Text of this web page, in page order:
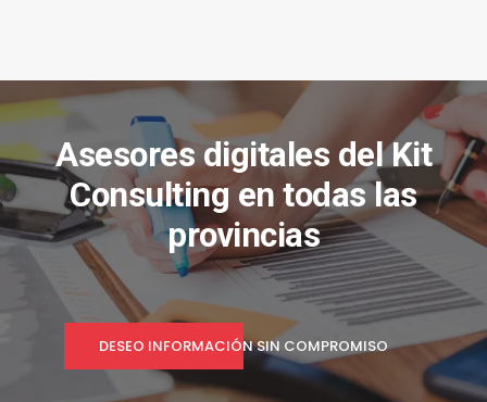
Asesores digitales del Kit
Consulting en todas las
provincias
DESEO INFORMACIÓN SIN COMPROMISO